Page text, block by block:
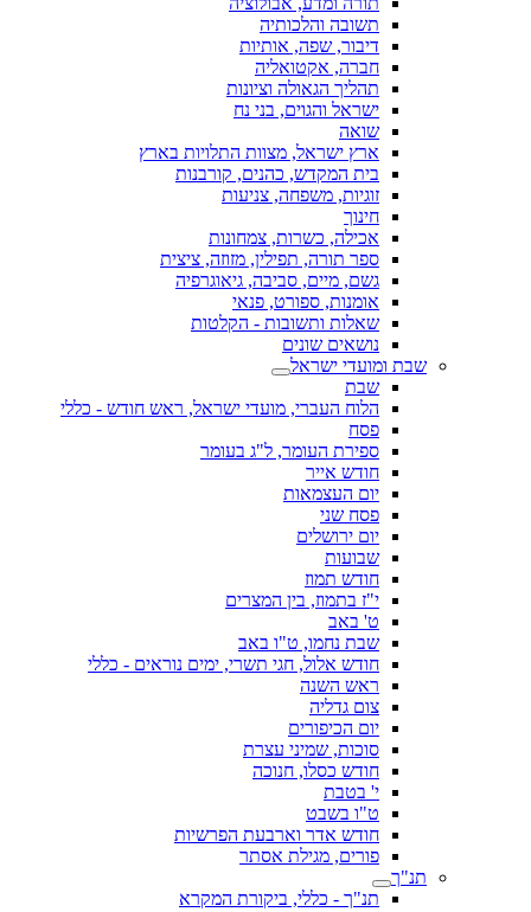
תשובה והלכותיה
דיבור, שפה, אותיות
חברה, אקטואליה
תהליך הגאולה וציונות
ישראל והגוים, בני נח
שואה
ארץ ישראל, מצוות התלויות בארץ
בית המקדש, כהנים, קורבנות
זוגיות, משפחה, צניעות
חינוך
אכילה, כשרות, צמחונות
ספר תורה, תפילין, מזוזה, ציצית
גשם, מיים, סביבה, גיאוגרפיה
אומנות, ספורט, פנאי
שאלות ותשובות - הקלטות
נושאים שונים
שבת ומועדי ישראל
שבת
הלוח העברי, מועדי ישראל, ראש חודש - כללי
פסח
ספירת העומר, ל"ג בעומר
חודש אייר
יום העצמאות
פסח שני
יום ירושלים
שבועות
חודש תמוז
י"ז בתמוז, בין המצרים
ט' באב
שבת נחמו, ט"ו באב
חודש אלול, חגי תשרי, ימים נוראים - כללי
ראש השנה
צום גדליה
יום הכיפורים
סוכות, שמיני עצרת
חודש כסלו, חנוכה
י' בטבת
ט"ו בשבט
חודש אדר וארבעת הפרשיות
פורים, מגילת אסתר
תנ"ך
תנ"ך - כללי, ביקורת המקרא